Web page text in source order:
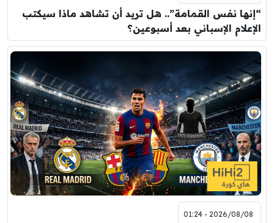
“إنها نفس القمامة”.. هل تريد أن تشاهد ماذا سيكتب
الإعلام الإسباني بعد أسبوعين؟
2026/08/08 - 01:24